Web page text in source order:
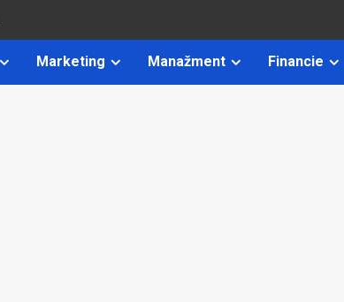
Marketing Manažment Financie